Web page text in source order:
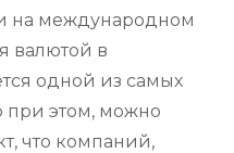
на международном
валютой в
одной из самых
при этом, можно
что компаний,